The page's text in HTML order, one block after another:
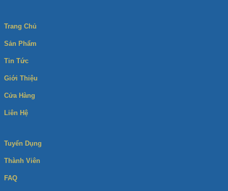
Trang Chủ
Sản Phẩm
Tin Tức
Giới Thiệu
Cửa Hàng
Liên Hệ
Tuyển Dụng
Thành Viên
FAQ